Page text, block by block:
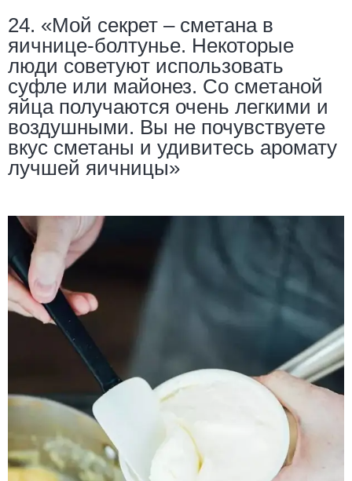
24. «Мой секрет – сметана в
яичнице-болтунье. Некоторые
люди советуют использовать
суфле или майонез. Со сметаной
яйца получаются очень легкими и
воздушными. Вы не почувствуете
вкус сметаны и удивитесь аромату
лучшей яичницы»